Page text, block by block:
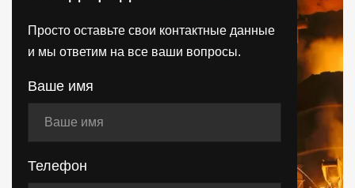
Просто оставьте свои контактные данные
и мы ответим на все ваши вопросы.
Ваше имя
Телефон